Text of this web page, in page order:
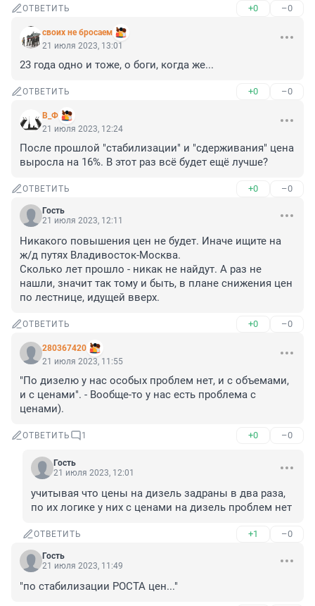
ОТВЕТИТЬ +0 –0
своих не бросаем
21 июля 2023, 13:01
23 года одно и тоже, о боги, когда же...
ОТВЕТИТЬ +0 –0
В_Ф
21 июля 2023, 12:24
После прошлой "стабилизации" и "сдерживания" цена
выросла на 16%. В этот раз всё будет ещё лучше?
ОТВЕТИТЬ +0 –0
Гость
21 июля 2023, 12:11
Никакого повышения цен не будет. Иначе ищите на
ж/д путях Владивосток-Москва.
Сколько лет прошло - никак не найдут. А раз не
нашли, значит так тому и быть, в плане снижения цен
по лестнице, идущей вверх.
ОТВЕТИТЬ +0 –0
280367420
21 июля 2023, 11:55
"По дизелю у нас особых проблем нет, и с объемами,
и с ценами". - Вообще-то у нас есть проблема с
ценами).
ОТВЕТИТЬ 1 +0 –0
Гость
21 июля 2023, 12:01
учитывая что цены на дизель задраны в два раза,
по их логике у них с ценами на дизель проблем нет
ОТВЕТИТЬ +1 –0
Гость
21 июля 2023, 11:49
"по стабилизации РОСТА цен..."